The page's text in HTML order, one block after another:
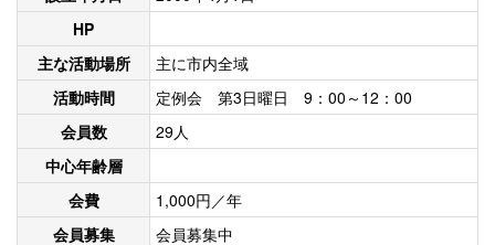
HP
主な活動場所
主に市内全域
活動時間
定例会 第3日曜日 9：00～12：00
会員数
29人
中心年齢層
会費
1,000円／年
会員募集
会員募集中